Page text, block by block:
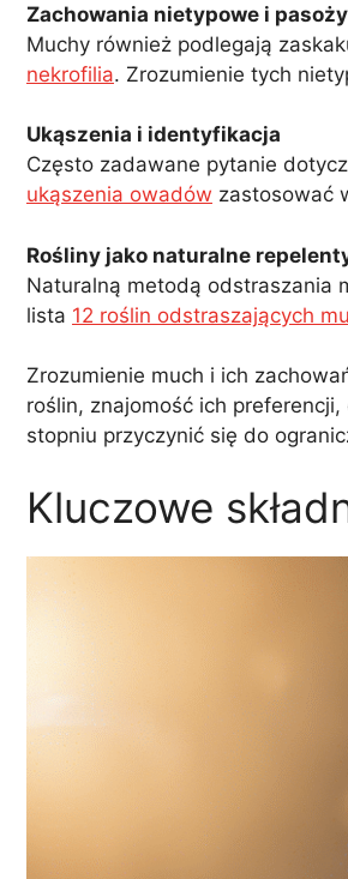
Zachowania nietypowe i
Muchy również podlegają
nekrofilia. Zrozumienie tych
Ukąszenia i identyfikacja
Często zadawane pytanie
ukąszenia owadów zastosować
Rośliny jako naturalne
Naturalną metodą odstraszania
lista 12 roślin odstraszających
Zrozumienie much i ich
roślin, znajomość ich
stopniu przyczynić się do
Kluczowe